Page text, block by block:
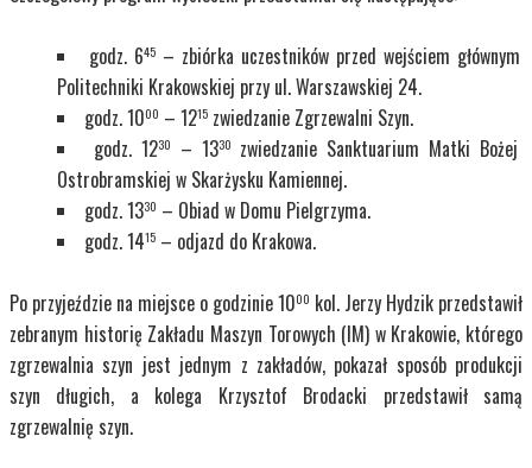
godz. 645 – zbiórka uczestników przed wejściem głównym
Politechniki Krakowskiej przy ul. Warszawskiej 24.
godz. 1000 – 1215 zwiedzanie Zgrzewalni Szyn.
godz. 1230 – 1330 zwiedzanie Sanktuarium Matki Bożej
Ostrobramskiej w Skarżysku Kamiennej.
godz. 1330 – Obiad w Domu Pielgrzyma.
godz. 1415 – odjazd do Krakowa.
Po przyjeździe na miejsce o godzinie 1000 kol. Jerzy Hydzik przedstawił
zebranym historię Zakładu Maszyn Torowych (IM) w Krakowie, którego
zgrzewalnia szyn jest jednym z zakładów, pokazał sposób produkcji
szyn długich, a kolega Krzysztof Brodacki przedstawił samą
zgrzewalnię szyn.